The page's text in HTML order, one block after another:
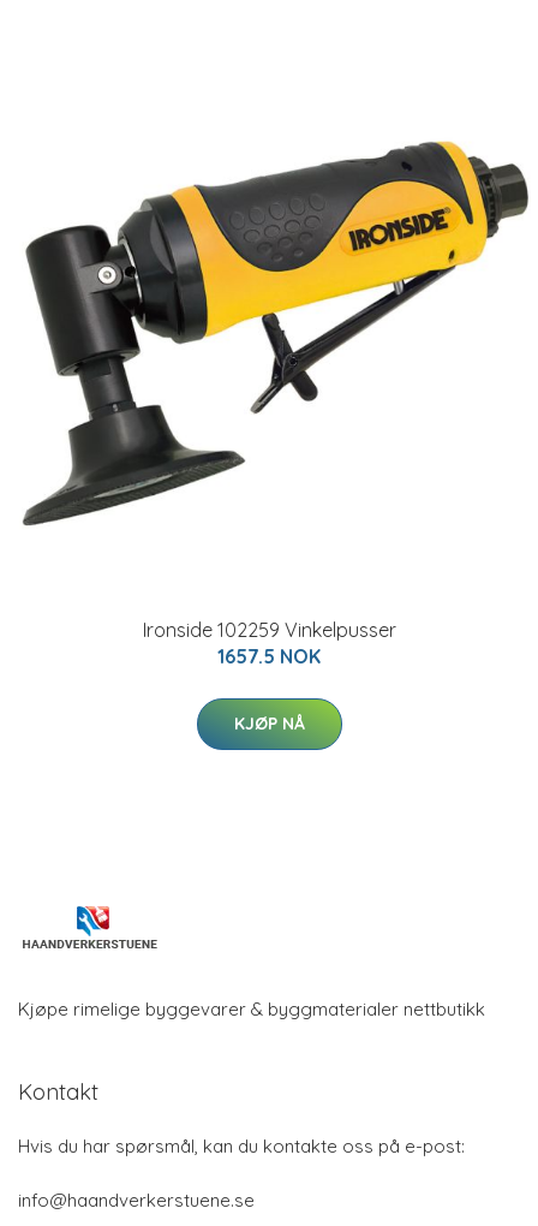
Ironside 102259 Vinkelpusser
1657.5 NOK
KJØP NÅ
Kjøpe rimelige byggevarer & byggmaterialer nettbutikk
Kontakt
Hvis du har spørsmål, kan du kontakte oss på e-post:
info@haandverkerstuene.se